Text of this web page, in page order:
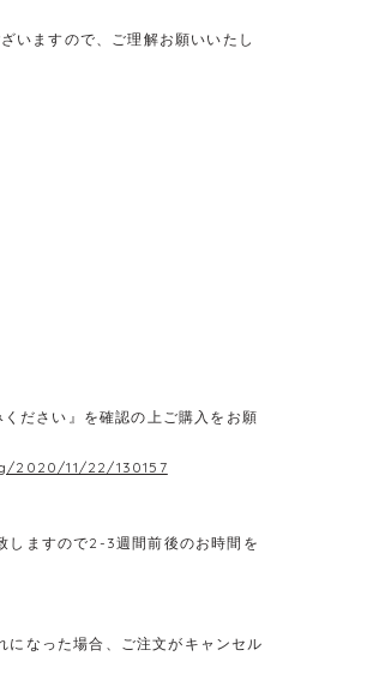
いますので、ご理解お願いいたし
ください』を確認の上ご購入をお願
2020/11/22/130157
しますので2-3週間前後のお時間を
になった場合、ご注文がキャンセル